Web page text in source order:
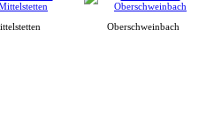
Oberschweinbach